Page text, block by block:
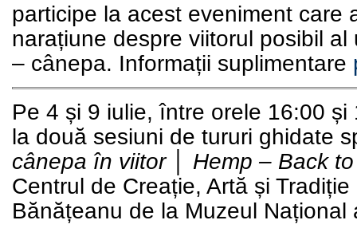
participe la acest eveniment care
narațiune despre viitorul posibil
– cânepa. Informații suplimentare
Pe 4 și 9 iulie, între orele 16:00
la două sesiuni de tururi ghidate
cânepa în viitor │ Hemp – Back to
Centrul de Creație, Artă și
Bănățeanu de la Muzeul Național